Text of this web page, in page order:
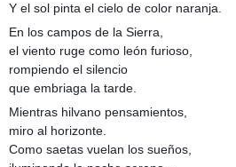
Y el sol pinta el cielo de color naranja.
En los campos de la Sierra,
el viento ruge como león furioso,
rompiendo el silencio
que embriaga la tarde.
Mientras hilvano pensamientos,
miro al horizonte.
Como saetas vuelan los sueños,